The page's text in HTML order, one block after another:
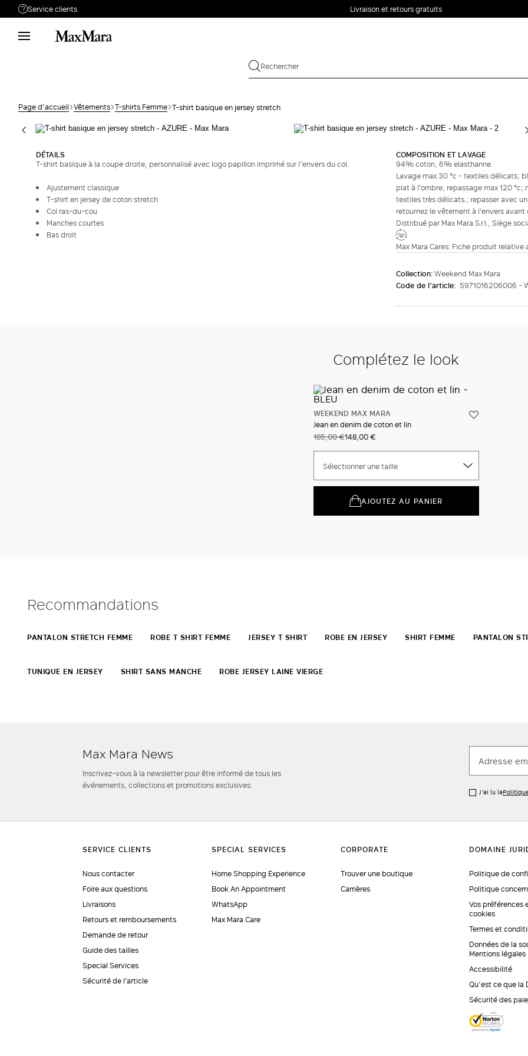
Service clients
Besoin de support ?
Téléphone : LUN / VEN 9 - 18
demande
Retour
Rechercher la
Livraison et retours gratuits
Page d’accueil Vêtements T-shirts Femme T-shirt basique en jersey stretchComplétez le look
DÉTAILS
T-shirt basique à la coupe droite, personnalisé avec logo papillon imprimé sur l’envers du col.
Ajustement classique
T-shirt en jersey de coton stretch
Col ras-du-cou
Manches courtes
Bas droit
COMPOSITION ET LAVAGE
94% coton, 6% elasthanne.
Lavage max 30 °c - textiles délicats;
plat à l'ombre; repassage max 120
textiles très délicats.; repasser avec
retournez le vêtement à l'envers avant
Distribué par Max Mara S.r.l., Siège
Max Mara Cares: Fiche produit
Collection:Weekend Max Mara
Code de l’article: 5971016206006 -
Complétez le look
WEEKEND MAX MARA
Jean en denim de coton et lin
185,00 €148,00 €
Sélectionner une taille
AJOUTEZ AU PANIER
Recommandations
PANTALON STRETCH FEMME ROBE T SHIRT FEMME JERSEY T SHIRT ROBE EN JERSEY SHIRT FEMME PANTALON
TUNIQUE EN JERSEY SHIRT SANS MANCHE ROBE JERSEY LAINE VIERGE
Max Mara News
Inscrivez-vous à la newsletter pour être informé de tous les
événements, collections et promotions exclusives.
J’ai lu la
Nous contacter
Foire aux questions
Livraisons
Retours et remboursements
Demande de retour
Guide des tailles
Special Services
Sécurité de l'article
Home Shopping Experience
Book An Appointment
WhatsApp
Max Mara Care
Trouver une boutique
Carrières
Politique de
Politique
Vos préférences
cookies
Termes et
Données de la
Mentions légales
Accessibilité
Qu’est ce que la
Sécurité des